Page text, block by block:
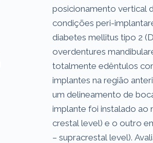
posicionamento vertical
condições peri-
diabetes mellitus tipo 2
overdentures
totalmente edêntulos
implantes na região
um delineamento de
implante foi instalado ao
crestal level) e o outro
– supracrestal level).